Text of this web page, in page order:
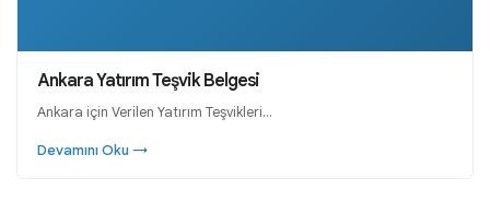
Ankara Yatırım Teşvik Belgesi
Ankara için Verilen Yatırım Teşvikleri…
Devamını Oku →